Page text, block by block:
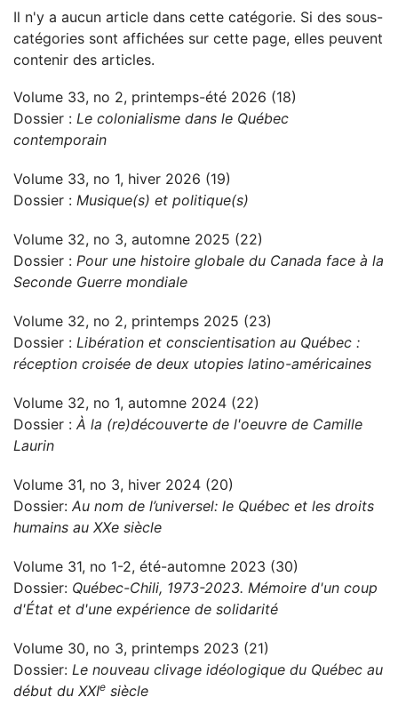
Il n'y a aucun article dans cette catégorie. Si des sous-
catégories sont affichées sur cette page, elles peuvent
contenir des articles.
Volume 33, no 2, printemps-été 2026 (18)
Dossier : Le colonialisme dans le Québec
contemporain
Volume 33, no 1, hiver 2026 (19)
Dossier : Musique(s) et politique(s)
Volume 32, no 3, automne 2025 (22)
Dossier : Pour une histoire globale du Canada face à la
Seconde Guerre mondiale
Volume 32, no 2, printemps 2025 (23)
Dossier : Libération et conscientisation au Québec :
réception croisée de deux utopies latino-américaines
Volume 32, no 1, automne 2024 (22)
Dossier : À la (re)découverte de l'oeuvre de Camille
Laurin
Volume 31, no 3, hiver 2024 (20)
Dossier: Au nom de l’universel: le Québec et les droits
humains au XXe siècle
Volume 31, no 1-2, été-automne 2023 (30)
Dossier: Québec-Chili, 1973-2023. Mémoire d'un coup
d'État et d'une expérience de solidarité
Volume 30, no 3, printemps 2023 (21)
Dossier: Le nouveau clivage idéologique du Québec au
début du XXIe siècle